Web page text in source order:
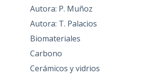
Autora: P. Muñoz
Autora: T. Palacios
Biomateriales
Carbono
Cerámicos y vidrios